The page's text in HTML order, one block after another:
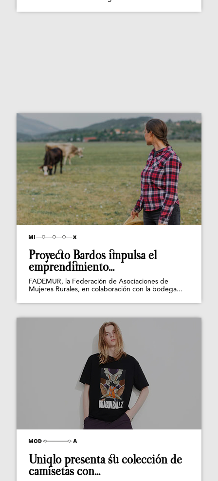
Proyecto Bardos impulsa el
emprendimiento...
FADEMUR, la Federación de Asociaciones de
Mujeres Rurales, en colaboración con la bodega...
Uniqlo presenta su colección de
camisetas con...